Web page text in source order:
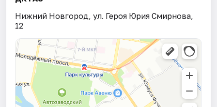
Нижний Новгород, ул. Героя Юрия Смирнова,
12